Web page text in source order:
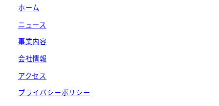
ホーム
ニュース
事業内容
会社情報
アクセス
プライバシーポリシー